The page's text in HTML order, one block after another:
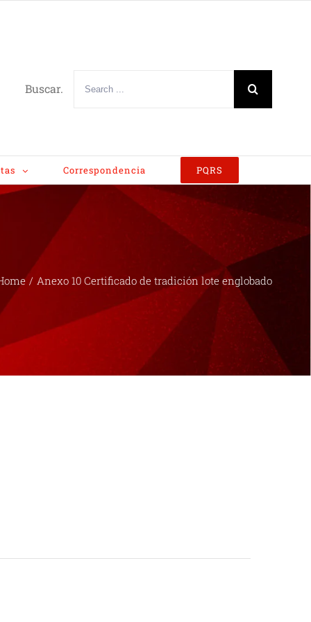
Buscar.
Correspondencia PQRS
/ Anexo 10 Certificado de tradición lote englobado